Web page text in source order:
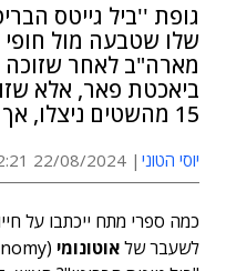
גופת ''ביל גייטס
שלו שטבעה מול חופי
מארה"ב לאחר שזוכה
ביאכטת פאר, אלא
15 מהשטים ניצלו, אך לא לינץ'
יוסי הטוני 22/08/2024 12:21
כמה ספרי מתח ייכתבו על
לשעבר שלאוטונומי